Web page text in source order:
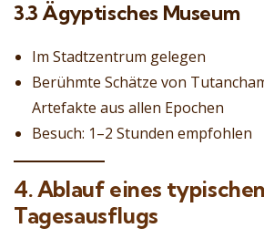
3.3 Ägyptisches Museum
Im Stadtzentrum gelegen
Berühmte Schätze von
Artefakte aus allen Epochen
Besuch: 1–2 Stunden empfohlen
4. Ablauf eines typischen
Tagesausflugs